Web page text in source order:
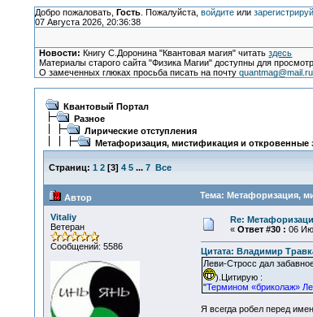
Добро пожаловать, Гость. Пожалуйста, войдитеили
07 Августа 2026, 20:36:38
Новости: Книгу С.Доронина "Квантовая магия" читатьздесь
Материалы старого сайта "Физика Магии" доступны для
О замеченных глюках просьба писать на почтуquantmag@mail.ru
Квантовый Портал
Разное
Лирические отступления
Метафоризация, мистификация и откровенные
Страниц: 1 2[3] 4 5 ... 7 Все
Автор Тема: Метафоризация,
Vitaliy
Ветеран
Сообщений: 5586
Re:
« Ответ #30 : 06
Цитата: Владимир
Леви-Стросс дал
).Цитирую :
"Термином «бриколаж»
Я всегда робел перед